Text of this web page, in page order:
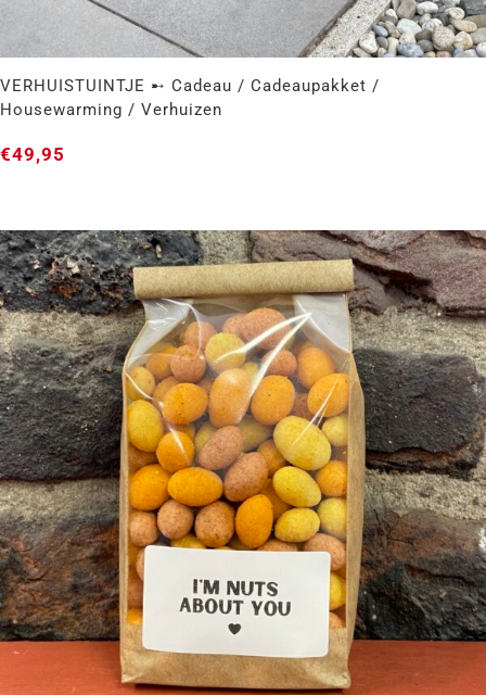
VERHUISTUINTJE ➸ Cadeau / Cadeaupakket /
Housewarming / Verhuizen
VERHUISTUINTJE ➸ Cadeau / Cadeaupakket /
Housewarming / Verhuizen
€49,95